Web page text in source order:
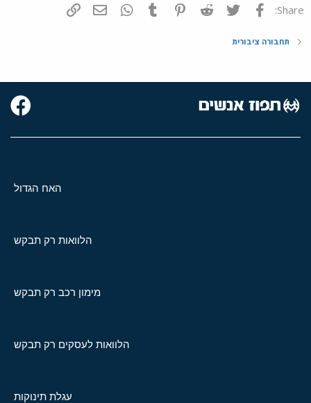
Share: פייסבוק Twitter
Reddit
Pinterest
Tumblr
WhatsAppדואר אלקטרוני
תחבורה ציבורית
האח הגדול
הלוואות רק תבקש
מימון רכב רק תבקש
הלוואות לעסקים רק תבקש
עגלת תינוקות